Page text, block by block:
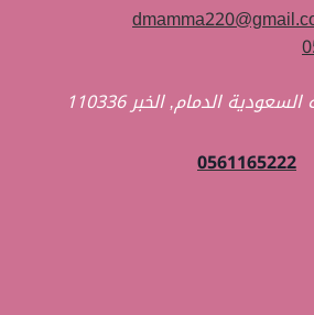
السعودية الدمام,الخبر110336
0561165222